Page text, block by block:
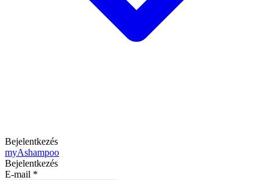
Bejelentkezés
myAshampoo
Bejelentkezés
E-mail *